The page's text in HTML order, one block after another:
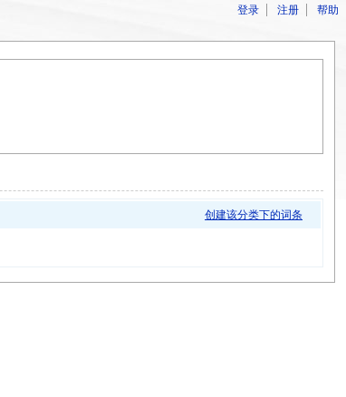
登录 注册
帮助
创建该分类下的词条